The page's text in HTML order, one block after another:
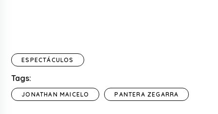
ESPECTÁCULOS
Tags:
JONATHAN MAICELO PANTERA ZEGARRA